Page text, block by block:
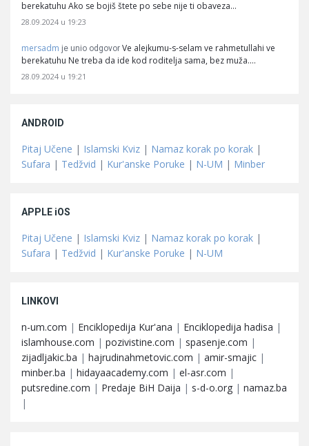
berekatuhu Ako se bojiš štete po sebe nije ti obaveza…
28.09.2024 u 19:23
mersadm je unio odgovor Ve alejkumu-s-selam ve rahmetullahi ve
berekatuhu Ne treba da ide kod roditelja sama, bez muža.…
28.09.2024 u 19:21
ANDROID
Pitaj Učene | Islamski Kviz | Namaz korak po korak |
Sufara | Tedžvid | Kur'anske Poruke | N-UM | Minber
APPLE iOS
Pitaj Učene | Islamski Kviz | Namaz korak po korak |
Sufara | Tedžvid | Kur'anske Poruke | N-UM
LINKOVI
n-um.com | Enciklopedija Kur'ana | Enciklopedija hadisa |
islamhouse.com | pozivistine.com | spasenje.com |
zijadljakic.ba | hajrudinahmetovic.com | amir-smajic |
minber.ba | hidayaacademy.com | el-asr.com |
putsredine.com | Predaje BiH Daija | s-d-o.org | namaz.ba
|